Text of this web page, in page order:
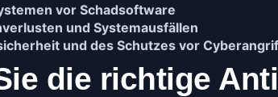
vor Schadsoftware
und Systemausfällen
und des Schutzes vor
die richtige